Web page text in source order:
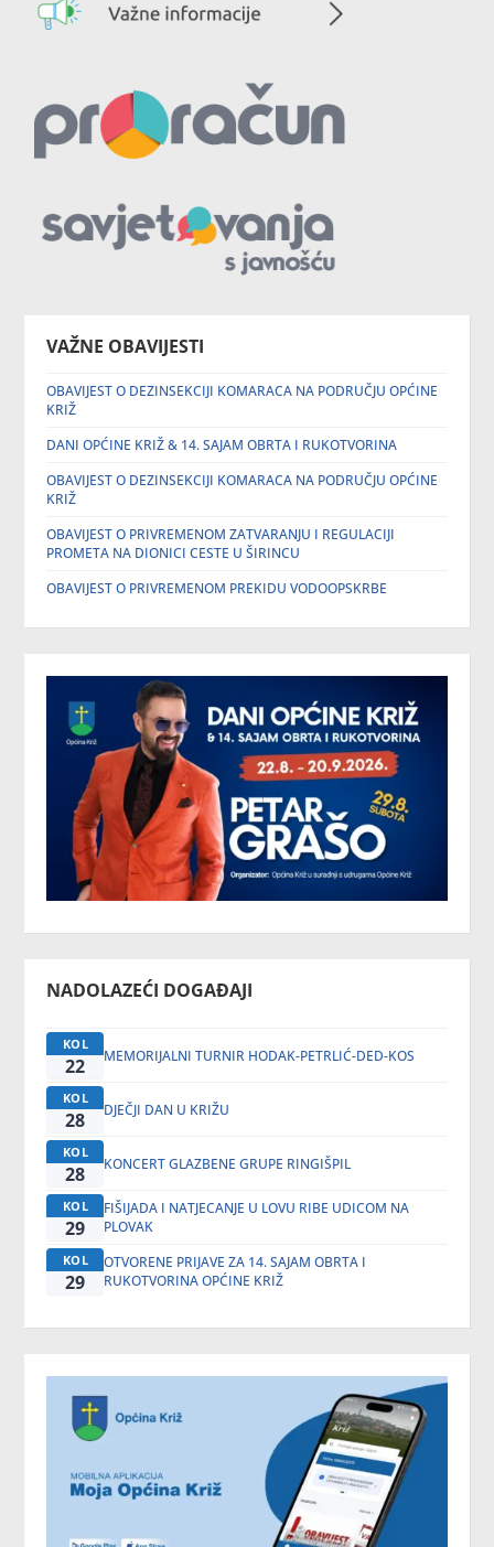
VAŽNE OBAVIJESTI
OBAVIJEST O DEZINSEKCIJI KOMARACA NA PODRUČJU OPĆINE
KRIŽ
DANI OPĆINE KRIŽ & 14. SAJAM OBRTA I RUKOTVORINA
OBAVIJEST O DEZINSEKCIJI KOMARACA NA PODRUČJU OPĆINE
KRIŽ
OBAVIJEST O PRIVREMENOM ZATVARANJU I REGULACIJI
PROMETA NA DIONICI CESTE U ŠIRINCU
OBAVIJEST O PRIVREMENOM PREKIDU VODOOPSKRBE
NADOLAZEĆI DOGAĐAJI
KOL
22 MEMORIJALNI TURNIR HODAK-PETRLIĆ-DED-KOS
KOL
28 DJEČJI DAN U KRIŽU
KOL
28 KONCERT GLAZBENE GRUPE RINGIŠPIL
KOL
29
FIŠIJADA I NATJECANJE U LOVU RIBE UDICOM NA
PLOVAK
KOL
29
OTVORENE PRIJAVE ZA 14. SAJAM OBRTA I
RUKOTVORINA OPĆINE KRIŽ